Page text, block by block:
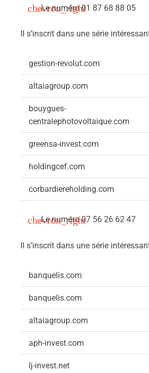
Le numéro 01 87 68 88 05
Il s’inscrit dans une série
gestion-revolut.com
altaiagroup.com
bouygues-
centralephotovoltaique.com
greensa-invest.com
holdingcef.com
corbardiereholding.com
Le numéro 07 56 26 62 47
Il s’inscrit dans une série
banquelis.com
banquelis.com
altaiagroup.com
aph-invest.com
lj-invest.net